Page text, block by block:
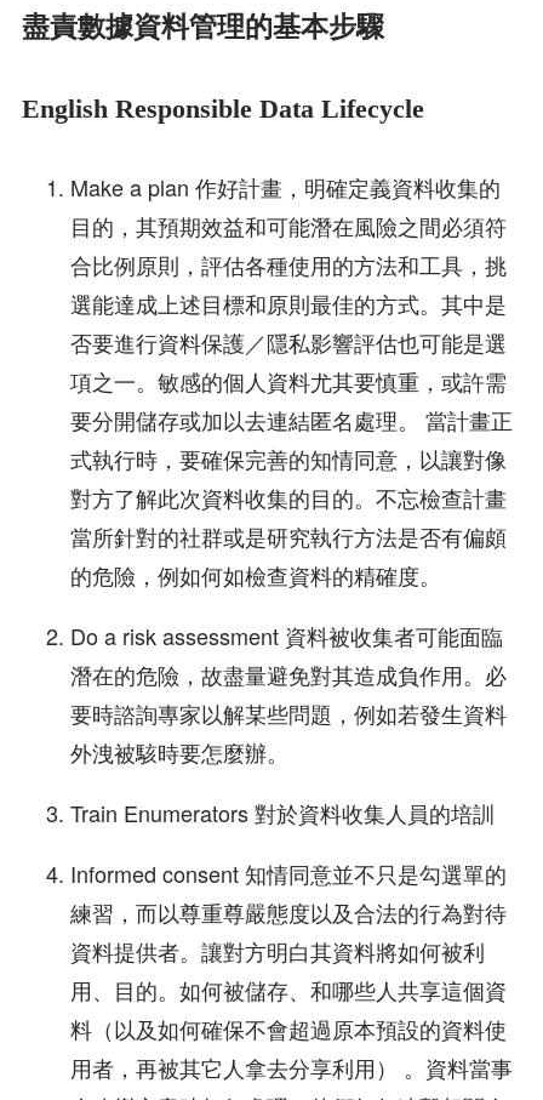
盡責數據資料管理的基本步驟
English Responsible Data Lifecycle
Make a plan 作好計畫，明確定義資料收集的
目的，其預期效益和可能潛在風險之間必須符
合比例原則，評估各種使用的方法和工具，挑
選能達成上述目標和原則最佳的方式。其中是
否要進行資料保護／隱私影響評估也可能是選
項之一。敏感的個人資料尤其要慎重，或許需
要分開儲存或加以去連結匿名處理。 當計畫正
式執行時，要確保完善的知情同意，以讓對像
對方了解此次資料收集的目的。不忘檢查計畫
當所針對的社群或是研究執行方法是否有偏頗
的危險，例如何如檢查資料的精確度。
Do a risk assessment 資料被收集者可能面臨
潛在的危險，故盡量避免對其造成負作用。必
要時諮詢專家以解某些問題，例如若發生資料
外洩被駭時要怎麼辦。
Train Enumerators 對於資料收集人員的培訓
Informed consent 知情同意並不只是勾選單的
練習，而以尊重尊嚴態度以及合法的行為對待
資料提供者。讓對方明白其資料將如何被利
用、目的。如何被儲存、和哪些人共享這個資
料（以及如何確保不會超過原本預設的資料使
用者，再被其它人拿去分享利用） 。資料當事